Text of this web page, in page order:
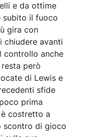
e da ottime
subito il fuoco
gira con
chiudere avanti
controllo anche
però
di Lewis e
sfide
prima
è costretto a
scontro di gioco